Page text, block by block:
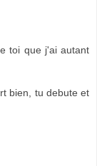
toi que j'ai autant
bien, tu debute et